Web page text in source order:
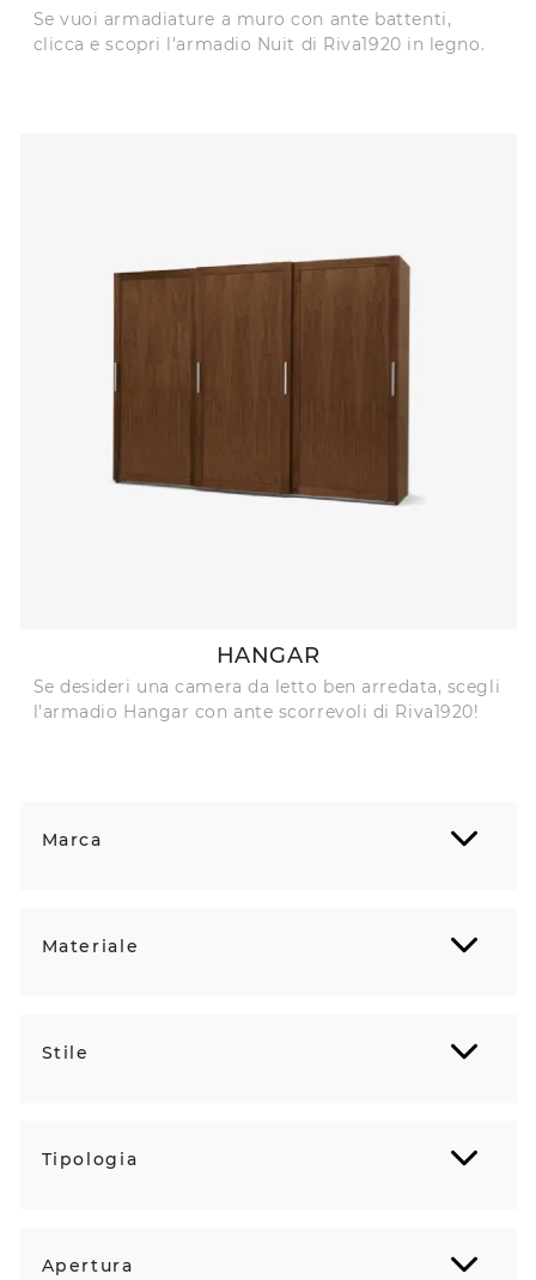
Marca
Materiale
Stile
Tipologia
Apertura
Se vuoi armadiature a muro con ante battenti,
clicca e scopri l'armadio Nuit di Riva1920 in legno.
HANGAR
Se desideri una camera da letto ben arredata, scegli
l'armadio Hangar con ante scorrevoli di Riva1920!